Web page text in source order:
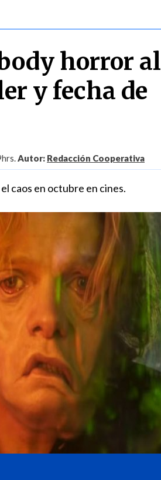
horror al
y fecha de
Autor: Redacción Cooperativa
caos en octubre en cines.